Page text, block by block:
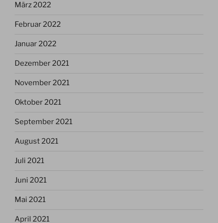
März 2022
Februar 2022
Januar 2022
Dezember 2021
November 2021
Oktober 2021
September 2021
August 2021
Juli 2021
Juni 2021
Mai 2021
April 2021